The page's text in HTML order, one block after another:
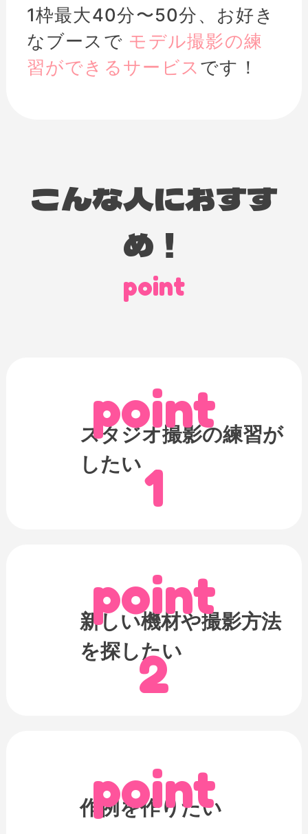
1枠最大40分〜50分、お好き
なブースで モデル撮影の練
習ができるサービス です！
こんな人におすす
め！
point
point
1
スタジオ撮影の練習が
したい
point
2
新しい機材や撮影方法
を探したい
point
作例を作りたい